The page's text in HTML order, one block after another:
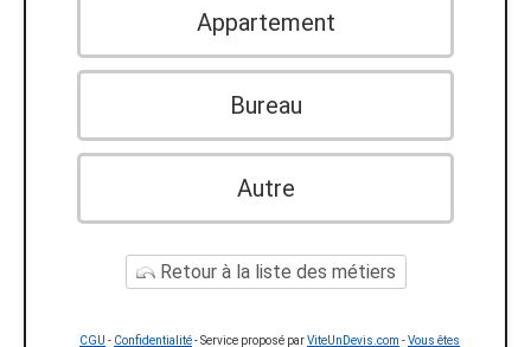
Appartement
Bureau
Autre
Retour à la liste des métiers
CGU - Confidentialité- Service proposé parViteUnDevis.com -Vous êtes